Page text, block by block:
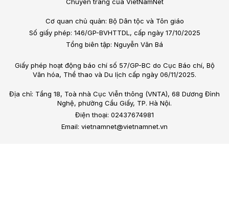
Cơ quan chủ quản: Bộ Dân tộc và Tôn giáo
Số giấy phép: 146/GP-BVHTTDL, cấp ngày 17/10/2025
Tổng biên tập: Nguyễn Văn Bá
Giấy phép hoạt động báo chí số 57/GP-BC do Cục Báo chí, Bộ
Văn hóa, Thể thao và Du lịch cấp ngày 06/11/2025.
Địa chỉ: Tầng 18, Toà nhà Cục Viễn thông (VNTA), 68 Dương Đình
Nghệ, phường Cầu Giấy, TP. Hà Nội.
Điện thoại: 02437674981
Email: vietnamnet@vietnamnet.vn